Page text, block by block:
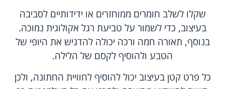
שקלו לשלב חומרים ממוחזרים או ידידותיים לסביבה
בעיצוב, כדי לשמור על טביעת רגל אקולוגית נמוכה.
בנוסף, תאורה חמה ורכה יכולה להדגיש את היופי של
הטבע ולהוסיף לקסם של הלילה.
כל פרט קטן בעיצוב יכול להוסיף לחוויית החתונה, ולכן